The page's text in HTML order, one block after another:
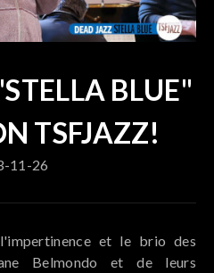
BLUE"
TSFJAZZ!
11-26
et le brio des
Belmondo et de leurs